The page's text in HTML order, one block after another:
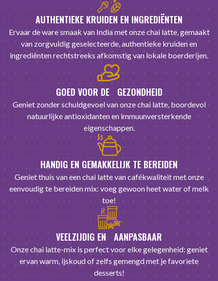
AUTHENTIEKE KRUIDEN EN INGREDIËNTEN
Ervaar de ware smaak van India met onze chai latte, gemaakt
van zorgvuldig geselecteerde, authentieke kruiden en
ingrediënten rechtstreeks afkomstig van lokale boerderijen.
GOED VOOR DE GEZONDHEID
Geniet zonder schuldgevoel van onze chai latte, boordevol
natuurlijke antioxidanten en immuunversterkende
eigenschappen.
HANDIG EN GEMAKKELIJK TE BEREIDEN
Geniet thuis van een chai latte van cafékwaliteit met onze
eenvoudig te bereiden mix: voeg gewoon heet water of melk
toe!
VEELZIJDIG EN AANPASBAAR
Onze chai latte-mix is ​​perfect voor elke gelegenheid: geniet
ervan warm, ijskoud of zelfs gemengd met je favoriete
desserts!